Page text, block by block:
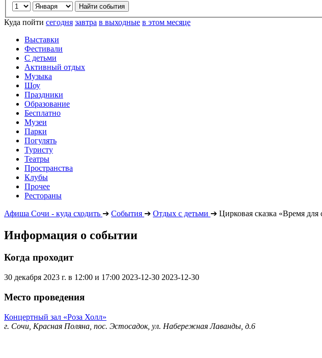
Куда пойти сегодня завтра в выходные в этом месяце
Выставки
Фестивали
С детьми
Активный отдых
Музыка
Шоу
Праздники
Образование
Бесплатно
Музеи
Парки
Погулять
Туристу
Театры
Пространства
Клубы
Прочее
Рестораны
Афиша Сочи - куда сходить ➔ События ➔ Отдых с детьми ➔ Цирковая сказка «Время для
Информация о событии
Когда проходит
30 декабря 2023 г. в 12:00 и 17:00 2023-12-30 2023-12-30
Место проведения
Концертный зал «Роза Холл»
г. Сочи, Красная Поляна, пос. Эстосадок, ул. Набережная Лаванды, д.6